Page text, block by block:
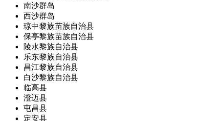
南沙群岛
西沙群岛
琼中黎族苗族自治县
保亭黎族苗族自治县
陵水黎族自治县
乐东黎族自治县
昌江黎族自治县
白沙黎族自治县
临高县
澄迈县
屯昌县
定安县